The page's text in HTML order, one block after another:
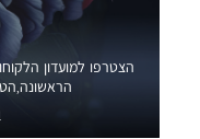
הצטרפו למועדון